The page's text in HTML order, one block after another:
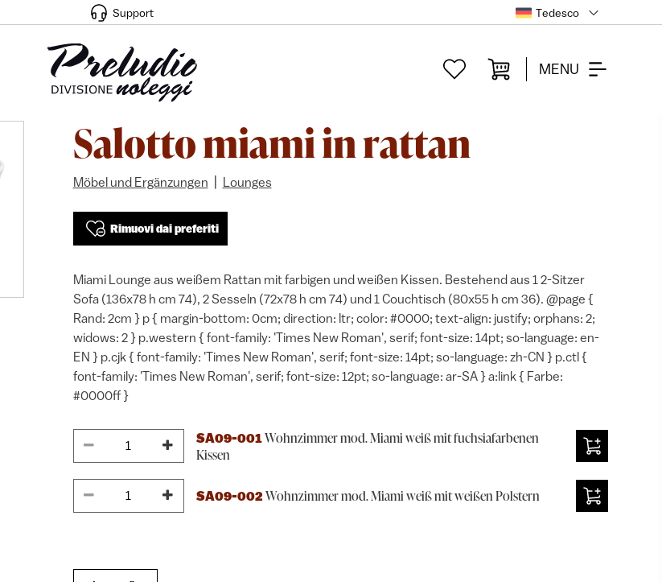
Support Tedesco
MENU
Salotto miami in rattan
Möbel und Ergänzungen Lounges
Rimuovi dai preferiti
Miami Lounge aus weißem Rattan mit farbigen und weißen Kissen. Bestehend aus 1 2-Sitzer
Sofa (136x78 h cm 74), 2 Sesseln (72x78 h cm 74) und 1 Couchtisch (80x55 h cm 36). @page {
Rand: 2cm } p { margin-bottom: 0cm; direction: ltr; color: #0000; text-align: justify; orphans: 2;
widows: 2 } p.western { font-family: 'Times New Roman', serif; font-size: 14pt; so-language: en-
EN } p.cjk { font-family: 'Times New Roman', serif; font-size: 14pt; so-language: zh-CN } p.ctl {
font-family: 'Times New Roman', serif; font-size: 12pt; so-language: ar-SA } a:link { Farbe:
#0000ff }
SA09-001Wohnzimmer mod. Miami weiß mit fuchsiafarbenen
Kissen
SA09-002 Wohnzimmer mod. Miami weiß mit weißen Polstern